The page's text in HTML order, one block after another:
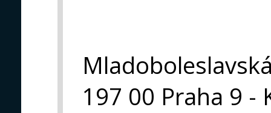
197 00 Praha 9 -